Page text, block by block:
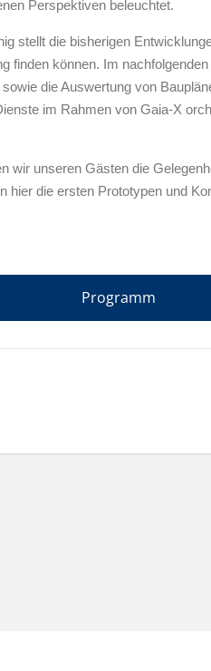
Perspektiven beleuchtet.
stellt die bisherigen
finden können. Im
die Auswertung von
im Rahmen von Gaia-X
wir unseren Gästen die
hier die ersten Prototypen und
Programm